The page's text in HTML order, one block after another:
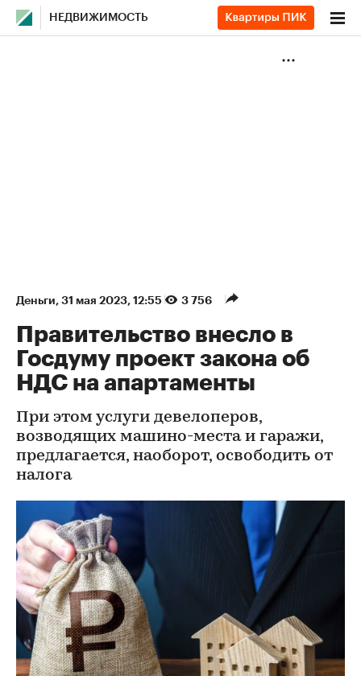
НЕДВИЖИМОСТЬ
Деньги⁠, 31 мая 2023, 12:55 3 756
Правительство внесло в
Госдуму проект закона об
НДС на апартаменты
При этом услуги девелоперов,
возводящих машино-места и гаражи,
предлагается, наоборот, освободить от
налога